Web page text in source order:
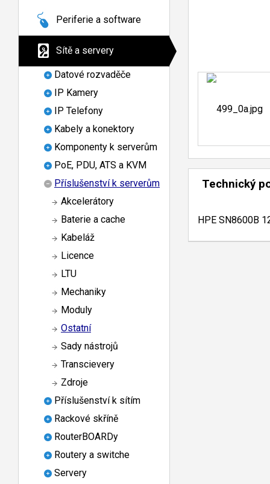
Periferie a software
Sítě a servery
Datové rozvaděče
IP Kamery
IP Telefony
Kabely a konektory
Komponenty k serverům
PoE, PDU, ATS a KVM
Příslušenství k serverům
Akcelerátory
Baterie a cache
Kabeláž
Licence
LTU
Mechaniky
Moduly
Ostatní
Sady nástrojů
Transcievery
Zdroje
Příslušenství k sítím
Rackové skříně
RouterBOARDy
Routery a switche
Servery
Technický
HPE SN8600B